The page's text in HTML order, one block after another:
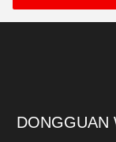
enige rij
DONGGUAN